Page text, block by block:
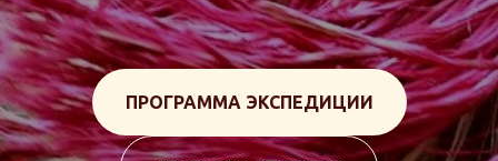
ПРОГРАММА ЭКСПЕДИЦИИ